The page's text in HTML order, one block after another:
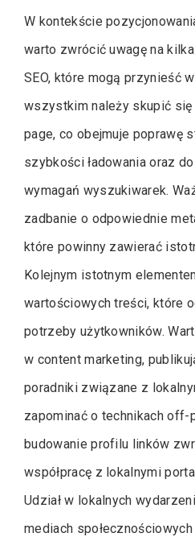
W kontekście
warto zwrócić uwagę na
SEO, które mogą przynieść
wszystkim należy skupić się
page, co obejmuje poprawę
szybkości ładowania oraz
wymagań wyszukiwarek.
zadbanie o odpowiednie
które powinny zawierać
Kolejnym istotnym
wartościowych treści, które
potrzeby użytkowników.
w content marketing,
poradniki związane z
zapominać o technikach off-
budowanie profilu linków
współpracę z lokalnymi
Udział w lokalnych
mediach